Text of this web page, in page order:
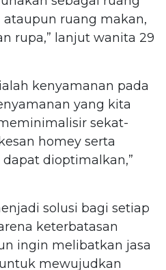
ruang makan,
rupa,” lanjut wanita 29
kenyamanan pada
yang kita
sekat-
homey serta
dioptimalkan,”
solusi bagi setiap
keterbatasan
ingin melibatkan jasa
mewujudkan